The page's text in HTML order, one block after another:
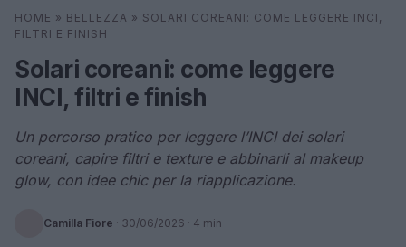
Cerca ⌕ ×
HOME » BELLEZZA » SOLARI COREANI: COME LEGGERE INCI,
FILTRI E FINISH
Solari coreani: come leggere
INCI, filtri e finish
Un percorso pratico per leggere l’INCI dei solari
coreani, capire filtri e texture e abbinarli al makeup
glow, con idee chic per la riapplicazione.
Camilla Fiore · 30/06/2026 · 4 min